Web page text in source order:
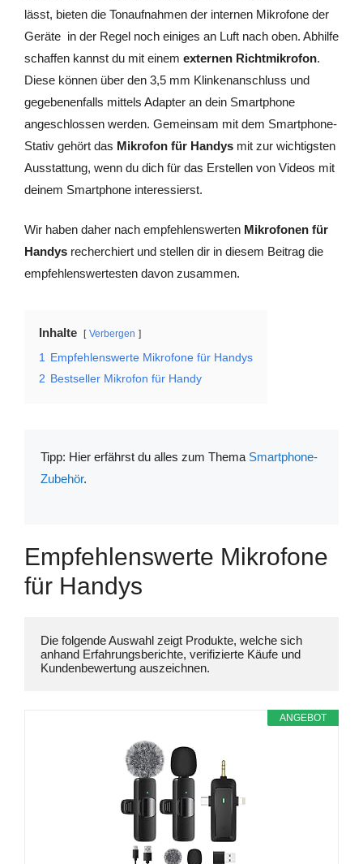
lässt, bieten die Tonaufnahmen der internen Mikrofone der
Geräte in der Regel noch einiges an Luft nach oben. Abhilfe
schaffen kannst du mit einem externen Richtmikrofon.
Diese können über den 3,5 mm Klinkenanschluss und
gegebenenfalls mittels Adapter an dein Smartphone
angeschlossen werden. Gemeinsam mit dem Smartphone-
Stativ gehört das Mikrofon für Handys mit zur wichtigsten
Ausstattung, wenn du dich für das Erstellen von Videos mit
deinem Smartphone interessierst.
Wir haben daher nach empfehlenswerten Mikrofonen für
Handys recherchiert und stellen dir in diesem Beitrag die
empfehlenswertesten davon zusammen.
Inhalte Verbergen
1 Empfehlenswerte Mikrofone für Handys
2 Bestseller Mikrofon für Handy
Tipp: Hier erfährst du alles zum Thema Smartphone-
Zubehör.
Empfehlenswerte Mikrofone
für Handys
Die folgende Auswahl zeigt Produkte, welche sich
anhand Erfahrungsberichte, verifizierte Käufe und
ANGEBOT